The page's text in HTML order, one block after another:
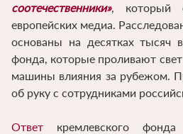
соотечественники», который
европейских медиа.
основаны на десятках тысяч
фонда, которые проливают
машины влияния за рубежом.
об руку с сотрудниками
Ответ кремлевского